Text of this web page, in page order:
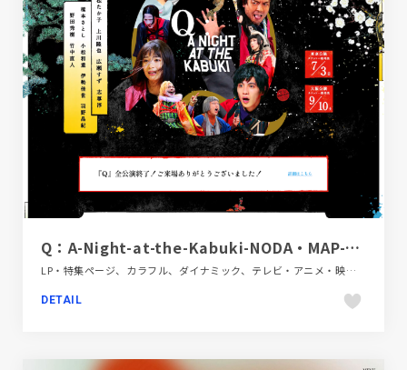
Q：A-Night-at-the-Kabuki-NODA・MAP-第25回公演
LP・特集ページ、カラフル、ダイナミック、テレビ・アニメ・映画・芸能、ブラック系 、ポップ、日本テイスト
DETAIL